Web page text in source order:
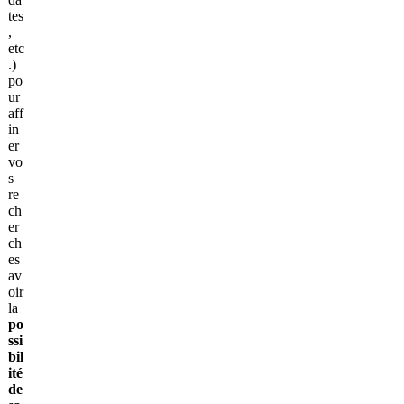
tes
,
etc
.)
po
ur
aff
in
er
vo
s
re
ch
er
ch
es
av
oir
la
po
ssi
bil
ité
de